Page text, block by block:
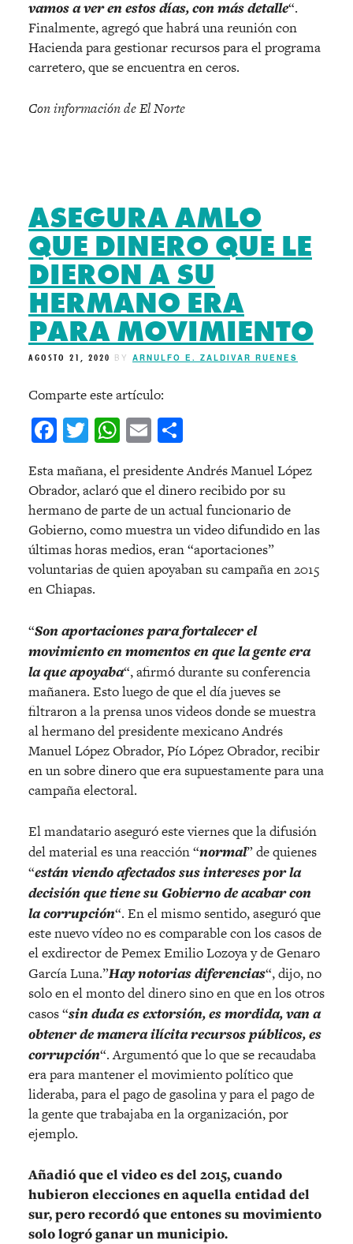
vamos a ver en estos días, con más detalle“.
Finalmente, agregó que habrá una reunión con
Hacienda para gestionar recursos para el programa
carretero, que se encuentra en ceros.
Con información de El Norte
ASEGURA AMLO
QUE DINERO QUE LE
DIERON A SU
HERMANO ERA
PARA MOVIMIENTO
AGOSTO 21, 2020 BY ARNULFO E. ZALDIVAR RUENES
Comparte este artículo:
Facebook
Twitter
WhatsApp
Email
Esta mañana, el presidente Andrés Manuel López
Obrador, aclaró que el dinero recibido por su
hermano de parte de un actual funcionario de
Gobierno, como muestra un video difundido en las
últimas horas medios, eran “aportaciones”
voluntarias de quien apoyaban su campaña en 2015
en Chiapas.
“Son aportaciones para fortalecer el
movimiento en momentos en que la gente era
la que apoyaba“, afirmó durante su conferencia
mañanera. Esto luego de que el día jueves se
filtraron a la prensa unos videos donde se muestra
al hermano del presidente mexicano Andrés
Manuel López Obrador, Pío López Obrador, recibir
en un sobre dinero que era supuestamente para una
campaña electoral.
El mandatario aseguró este viernes que la difusión
del material es una reacción “normal” de quienes
“están viendo afectados sus intereses por la
decisión que tiene su Gobierno de acabar con
la corrupción“. En el mismo sentido, aseguró que
este nuevo vídeo no es comparable con los casos de
el exdirector de Pemex Emilio Lozoya y de Genaro
García Luna.”Hay notorias diferencias“, dijo, no
solo en el monto del dinero sino en que en los otros
casos “sin duda es extorsión, es mordida, van a
obtener de manera ilícita recursos públicos, es
corrupción“. Argumentó que lo que se recaudaba
era para mantener el movimiento político que
lideraba, para el pago de gasolina y para el pago de
la gente que trabajaba en la organización, por
ejemplo.
Añadió que el video es del 2015, cuando
hubieron elecciones en aquella entidad del
sur, pero recordó que entones su movimiento
solo logró ganar un municipio.